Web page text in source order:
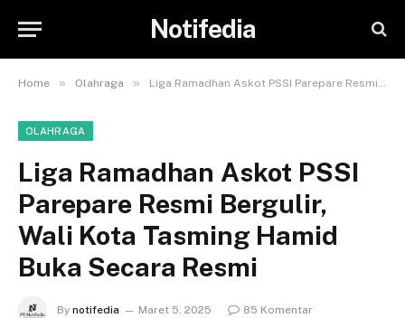
Notifedia
Home » Olahraga » Liga Ramadhan Askot PSSI Parepare Resmi Bergulir, Wali Kota Tasming Hamid Buka Secara Resmi
OLAHRAGA
Liga Ramadhan Askot PSSI
Parepare Resmi Bergulir,
Wali Kota Tasming Hamid
Buka Secara Resmi
By notifedia Maret 5, 2025
85 Komentar